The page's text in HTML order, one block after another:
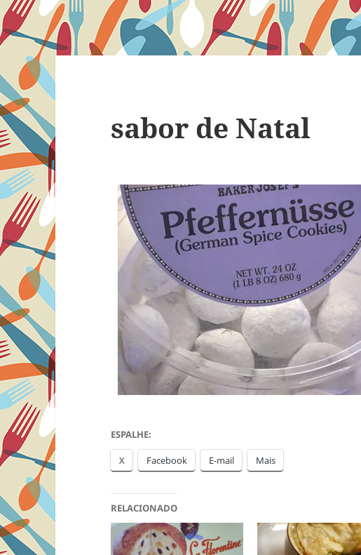
sabor de Natal
ESPALHE:
X Facebook E-mail Mais
RELACIONADO